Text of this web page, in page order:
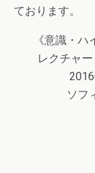
ております。
《意識・ハ
レクチャ
ソフ